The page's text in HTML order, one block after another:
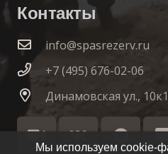
Контакты
info@spasrezerv.ru
+7 (495) 676-02-06
Динамовская ул.,
Мы используем cookie-